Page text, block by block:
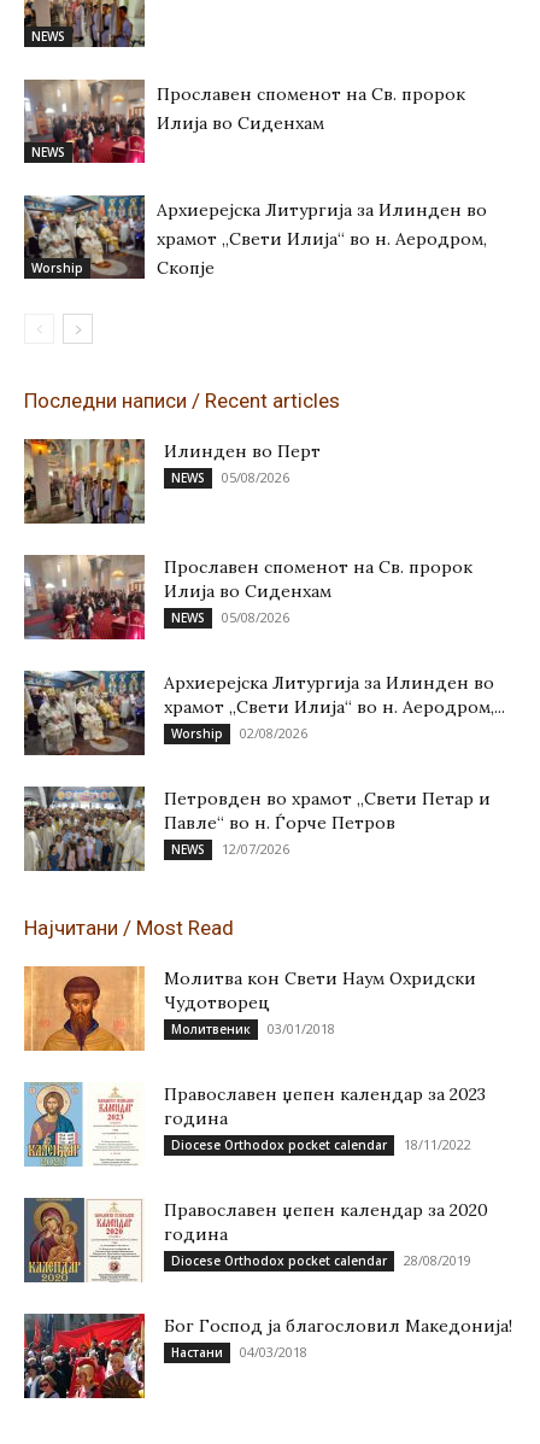
NEWS
NEWS
Прославен споменот на Св. пророк
Илија во Сиденхам
Worship
Архиерејска Литургија за Илинден во
храмот „Свети Илија“ во н. Аеродром,
Скопје
Последни написи / Recent articles
Илинден во Перт
NEWS 05/08/2026
Прославен споменот на Св. пророк
Илија во Сиденхам
NEWS 05/08/2026
Архиерејска Литургија за Илинден во
храмот „Свети Илија“ во н. Аеродром,...
Worship 02/08/2026
Петровден во храмот „Свети Петар и
Павле“ во н. Ѓорче Петров
NEWS 12/07/2026
Најчитани / Most Read
Молитва кон Свети Наум Охридски
Чудотворец
Молитвеник 03/01/2018
Православен џепен календар за 2023
година
Diocese Orthodox pocket calendar 18/11/2022
Православен џепен календар за 2020
година
Diocese Orthodox pocket calendar 28/08/2019
Бог Господ ја благословил Македонија!
Настани 04/03/2018